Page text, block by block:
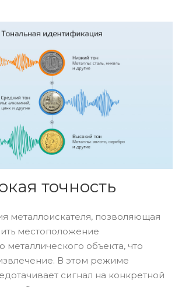
точность
металлоискателя, позволяющая
местоположение
металлического объекта, что
В этом режиме
сигнал на конкретной